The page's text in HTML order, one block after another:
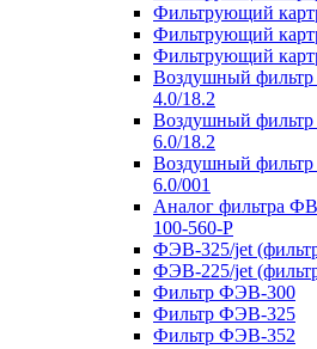
Фильтрующий
Фильтрующий
Фильтрующий
Воздушный
4.0/18.2
Воздушный
6.0/18.2
Воздушный
6.0/001
Аналог фильтра
100-560-P
ФЭВ-325/jet
ФЭВ-225/jet
Фильтр ФЭВ-300
Фильтр ФЭВ-325
Фильтр ФЭВ-352